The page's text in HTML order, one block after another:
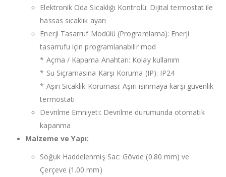
Elektronik Oda Sıcaklığı Kontrolü: Dijital termostat ile
hassas sıcaklık ayarı
Enerji Tasarruf Modülü (Programlama): Enerji
tasarrufu için programlanabilir mod
* Açma / Kapama Anahtarı: Kolay kullanım
* Su Sıçramasına Karşı Koruma (IP): IP24
* Aşırı Sıcaklık Koruması: Aşırı ısınmaya karşı güvenlik
termostatı
Devrilme Emniyeti: Devrilme durumunda otomatik
kapanma
Malzeme ve Yapı:
Soğuk Haddelenmiş Sac: Gövde (0.80 mm) ve
Çerçeve (1.00 mm)